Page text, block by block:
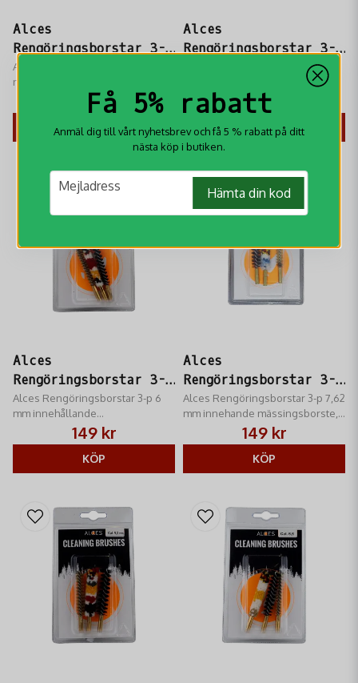
Alces
Rengöringsborstar 3-p
4,5 mm
Alces Rengöringsborstar 3-p 4,5
mm innehållande
mässingsborste, nylonborste
samt bomullsborste
149 kr
KÖP
Alces
Rengöringsborstar 3-p
Alces Rengöringsborstar 3-p 5,5
mässingsborste, nylonborste
samt bomullsborste
149 kr
KÖP
Alces
Rengöringsborstar 3-p
6 mm
Alces Rengöringsborstar 3-p 6
mm innehållande
mässingsborste, nylonborste
samt bomullsborste
149 kr
KÖP
Alces
Rengöringsborstar 3-p
7,62 mm
Alces Rengöringsborstar 3-p 7,62
mm innehande mässingsborste,
nylonborste samt bomullsborste
149 kr
KÖP
Få 5% rabatt
Anmäl dig till vårt nyhetsbrev och få 5 % rabatt på ditt
nästa köp i butiken.
email
Mejladress Hämta din kod